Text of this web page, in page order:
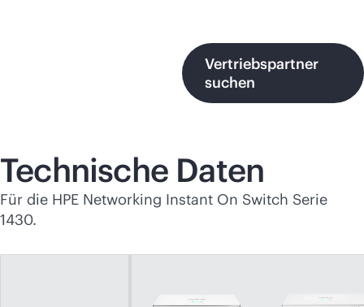
Vertriebspartner
suchen
Technische Daten
Für die HPE Networking Instant On Switch Serie
1430.